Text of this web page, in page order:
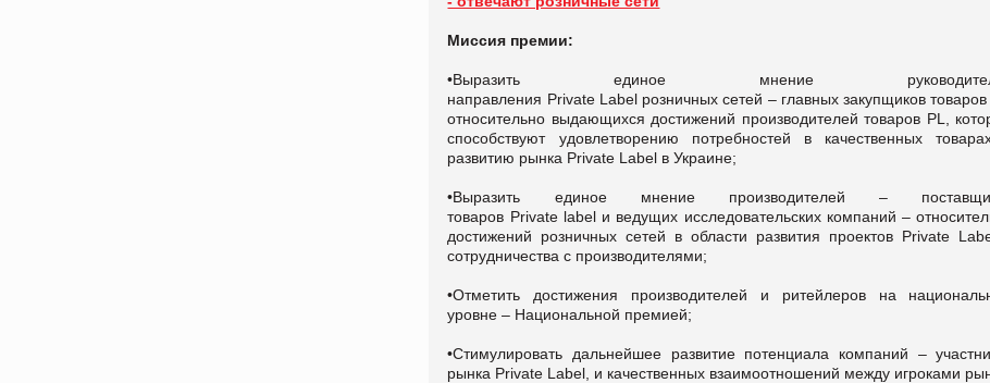
Миссия премии:
•Выразить единое мнение
направления Private Labelрозничных сетей – главных закупщиков товаров
относительно выдающихся достижений производителей товаров PL
,
способствуют удовлетворению потребностей в качественных
развитию рынка Private Label в Украине;
•Выразить единое мнение производителей –
товаров Private labelи ведущих исследовательских компаний –
достижений розничных сетей в области развития проектов Private
сотрудничества с производителями;
•Отметить достижения производителей и ритейлеров на
уровне – Национальной премией;
•Стимулировать дальнейшее развитие потенциала компаний –
рынка Private Label , и качественных взаимоотношений между игроками